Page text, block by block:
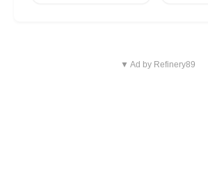
▼ Ad by Refinery89